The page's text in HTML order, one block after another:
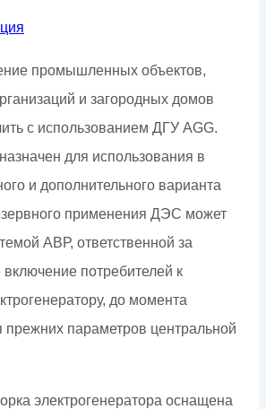
промышленных объектов,
и загородных домов
с использованием ДГУ AGG.
для использования в
и дополнительного варианта
применения ДЭС может
АВР, ответственной за
включение потребителей к
до момента
прежних параметров центральной
электрогенератора оснащена